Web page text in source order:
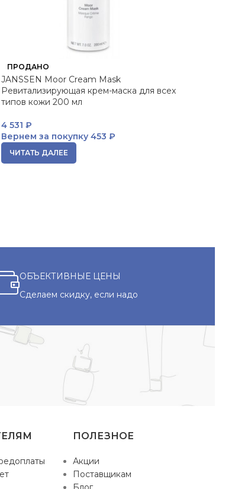
ПРОДАНО
JANSSEN Moor Cream Mask
Ревитализирующая крем-маска для всех
типов кожи 200 мл
4 531 ₽
Вернем за покупку453 ₽
ЧИТАТЬ ДАЛЕЕ
ОБЪЕКТИВНЫЕ ЦЕНЫ
Сделаем скидку, если надо
ПОЛЕЗНОЕ
Акции
Поставщикам